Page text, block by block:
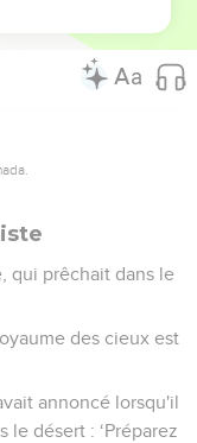
qui prêchait dans le
des cieux est
annoncé lorsqu'il
le désert : ‘Préparez